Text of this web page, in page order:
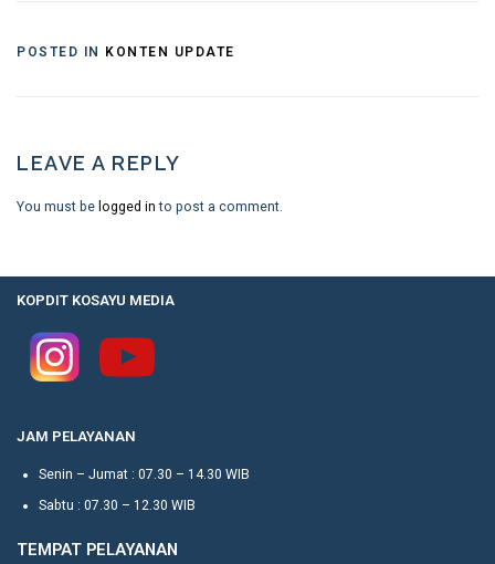
POSTED IN KONTEN UPDATE
LEAVE A REPLY
You must be logged in to post a comment.
KOPDIT KOSAYU MEDIA
JAM PELAYANAN
Senin – Jumat : 07.30 – 14.30 WIB
Sabtu : 07.30 – 12.30 WIB
TEMPAT PELAYANAN